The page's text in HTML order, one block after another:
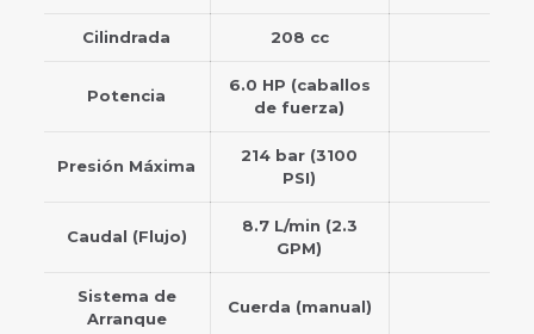
Cilindrada 208 cc
Potencia
6.0 HP (caballos
de fuerza)
Presión Máxima
214 bar (3100
PSI)
Caudal (Flujo)
8.7 L/min (2.3
GPM)
Sistema de
Arranque
Cuerda (manual)